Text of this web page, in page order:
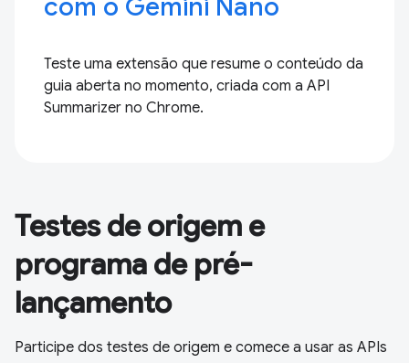
com o Gemini Nano
Teste uma extensão que resume o conteúdo da
guia aberta no momento, criada com a API
Summarizer no Chrome.
Testes de origem e
programa de pré-
lançamento
Participe dos testes de origem e comece a usar as APIs